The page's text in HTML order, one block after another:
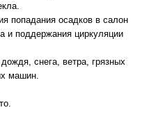
.
попадания осадков в салон
и поддержания циркуляции
снега, ветра, грязных
машин.
.